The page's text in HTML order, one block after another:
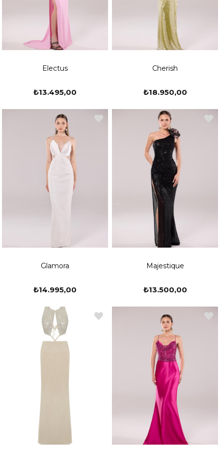
Electus
₺13.495,00
Cherish
₺18.950,00
Glamora
₺14.995,00
Majestique
₺13.500,00